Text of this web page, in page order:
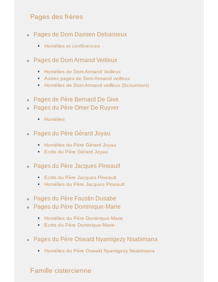
Pages des frères
Pages de Dom Damien Debaisieux
Homélies et conférences
Pages de Dom Armand Veilleux
Homélies de Dom Armand Veilleux
Autres pages de Dom Armand veilleux
Homélies de Dom Armand veilleux (Scourmont)
Pages de Père Bernard De Give
Pages du Père Omer De Ruyver
Homélies
Pages du Père Gérard Joyau
Homélies du Père Gérard Joyau
Ecrits du Père Gérard Joyau
Pages du Père Jacques Pineault
Ecrits du Père Jacques Pineault
Homélies du Père Jacques Pineault
Pages du Père Faustin Dusabe
Pages du Père Dominique-Marie
Homélies du Père Dominique-Marie
Ecrits du Père Dominique-Marie
Pages du Père Oswald Nyamigezy Nsabimana
Homélies du Père Oswald Nyamigezy Nsabimana
Famille cistercienne